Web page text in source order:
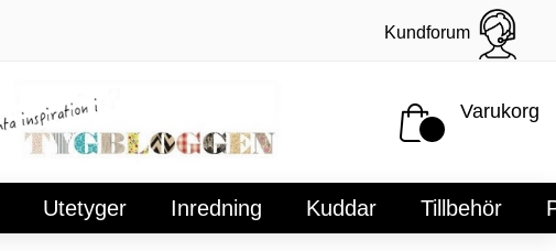
Kundforum
Varukorg
Utetyger Inredning Kuddar Tillbehör